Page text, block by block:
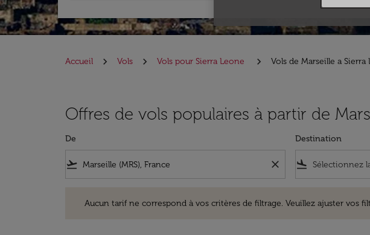
Accueil Vols Vols pour Sierra Leone Vols de Marseille a Sierra
Offres de vols populaires à partir de
De
flight_takeoff close
Destination
flight_land
Aucun tarif ne correspond à vos critères de filtrage. Veuillez ajuster vos